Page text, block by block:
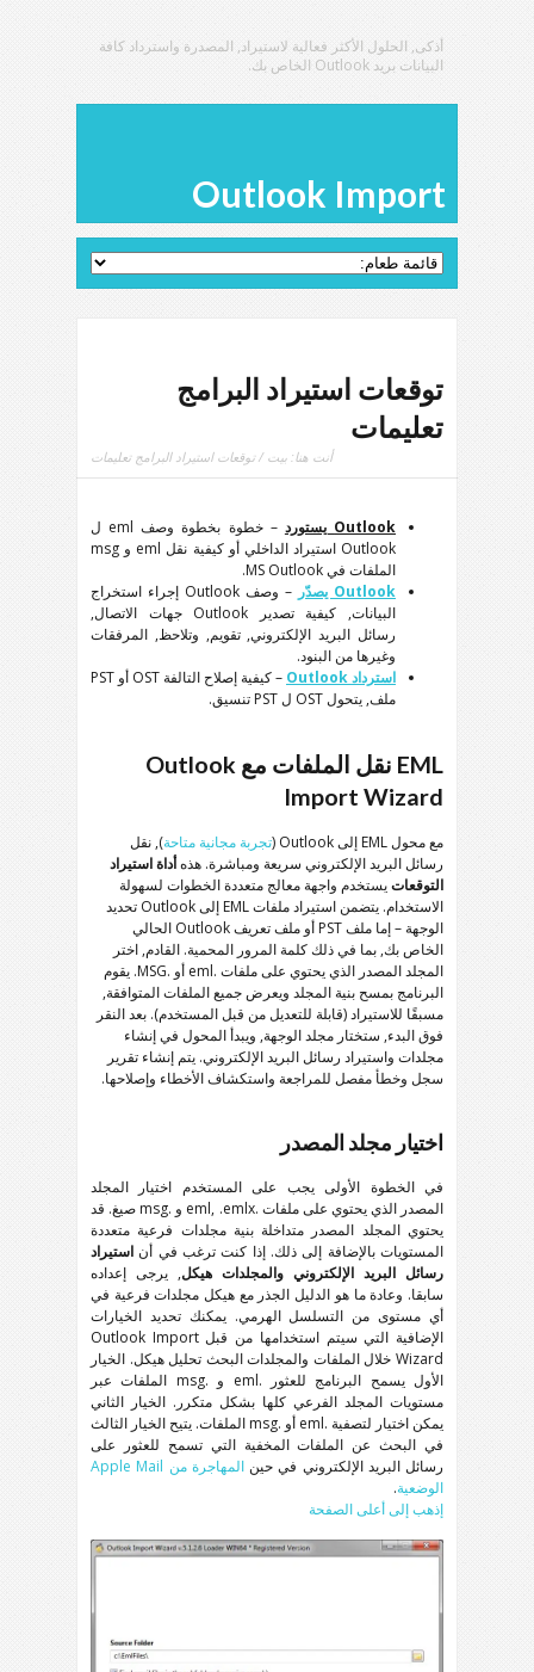
أذكى, الحلول الأكثر فعالية لاستيراد, المصدرة واسترداد كافة
البيانات بريد Outlook الخاص بك.
Outlook Import
توقعات استيراد البرامج
تعليمات
أنت هنا: بيت / توقعات استيراد البرامج تعليمات
Outlook يستورد – خطوة بخطوة وصف eml ل
Outlook استيراد الداخلي أو كيفية نقل eml و msg
الملفات فيMS Outlook
.
Outlook يصدّر – وصف Outlook إجراء استخراج
البيانات, كيفية تصدير Outlook جهات الاتصال,
رسائل البريد الإلكتروني, تقويم, وتلاحظ, المرفقات
وغيرها من البنود.
استرداد Outlook
– كيفية إصلاح التالفة OST أو PST
ملف, يتحولOST لPST تنسيق.
EML نقل الملفات مع Outlook
Import Wizard
مع محول EML إلى Outlook ( تجربة مجانية متاحة), نقل
رسائل البريد الإلكتروني سريعة ومباشرة. هذهأداة استيراد
التوقعاتيستخدم واجهة معالج متعددة الخطوات لسهولة
الاستخدام. يتضمن استيراد ملفات EML إلى Outlook تحديد
الوجهة – إما ملف PST أو ملف تعريف Outlook الحالي
الخاص بك, بما في ذلك كلمة المرور المحمية. القادم, اختر
المجلد المصدر الذي يحتوي على ملفات .eml أو .MSG. يقوم
البرنامج بمسح بنية المجلد ويعرض جميع الملفات المتوافقة,
مسبقًا للاستيراد (قابلة للتعديل من قبل المستخدم). بعد النقر
فوق البدء, ستختار مجلد الوجهة, ويبدأ المحول في إنشاء
مجلدات واستيراد رسائل البريد الإلكتروني. يتم إنشاء تقرير
سجل وخطأ مفصل للمراجعة واستكشاف الأخطاء وإصلاحها.
اختيار مجلد المصدر
في الخطوة الأولى يجب على المستخدم اختيار المجلد
المصدر الذي يحتوي على ملفات .eml, .emlx و .msg
صيغ. قد
يحتوي المجلد المصدر متداخلة بنية مجلدات فرعية متعددة
المستويات بالإضافة إلى ذلك. إذا كنت ترغب في أن استيراد
رسائل البريد الإلكتروني والمجلدات هيكل, يرجى إعداده
سابقا. وعادة ما هو الدليل الجذر مع هيكل مجلدات فرعية في
أي مستوى من التسلسل الهرمي. يمكنك تحديد الخيارات
الإضافية التي سيتم استخدامها من قبلOutlook Import
Wizard خلال الملفات والمجلدات البحث تحليل هيكل. الخيار
الأول يسمح البرنامج للعثور .eml و .msg
الملفات عبر
مستويات المجلد الفرعي كلها بشكل متكرر. الخيار الثاني
يمكن اختيار لتصفية .eml أو .msg
الملفات. يتيح الخيار الثالث
في البحث عن الملفات المخفية التي تسمح للعثور على
رسائل البريد الإلكتروني في حينالمهاجرة من Apple Mail
الوضعية.
إذهب إلى أعلى الصفحة